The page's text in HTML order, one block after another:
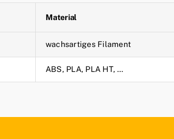
Material
wachsartiges Filament
ABS, PLA, PLA HT, …